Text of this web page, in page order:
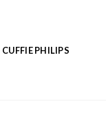
CUFFIE PHILIPS